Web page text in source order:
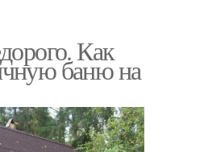
Как
баню на